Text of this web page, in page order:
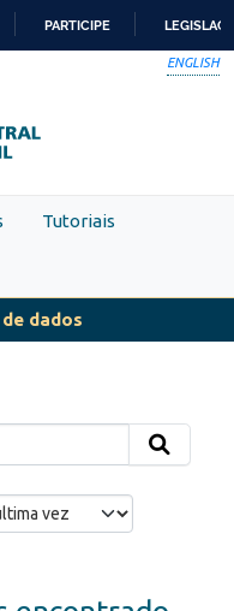
PARTICIPE
ENGLISH
Tutoriais
dados